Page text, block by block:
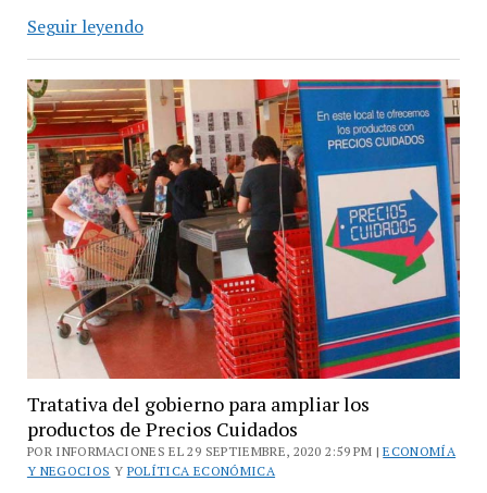
Seguir leyendoClase
se
reduce
a
menos
de
un
tercio
de
la
población
Tratativa del gobierno para ampliar los
productos de Precios Cuidados
POR INFORMACIONES EL 29 SEPTIEMBRE, 2020 2:59 PM |ECONOMÍA
Y NEGOCIOS Y POLÍTICA ECONÓMICA